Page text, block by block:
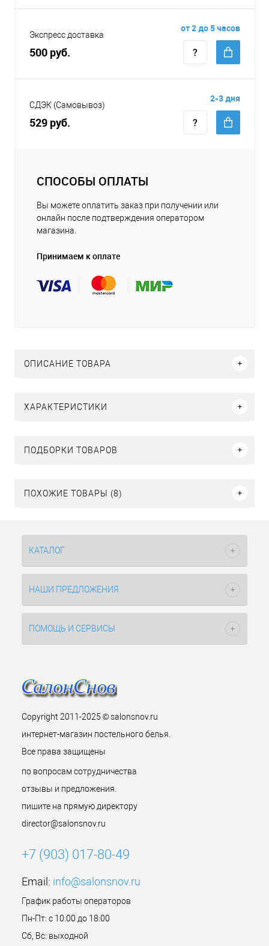
Экспресс доставка
500 руб.
от 2 до 5 часов
СДЭК (Самовывоз)
529 руб.
2-3 дня
СПОСОБЫ ОПЛАТЫ
Вы можете оплатить заказ при получении или
онлайн после подтверждения оператором
магазина.
Принимаем к оплате
ОПИСАНИЕ ТОВАРА
ХАРАКТЕРИСТИКИ
ПОДБОРКИ ТОВАРОВ
ПОХОЖИЕ ТОВАРЫ (8)
КАТАЛОГ
НАШИ ПРЕДЛОЖЕНИЯ
ПОМОЩЬ И СЕРВИСЫ
Copyright 2011-2025 © salonsnov.ru
интернет-магазин постельного белья.
Все права защищены
по вопросам сотрудничества
отзывы и предложения.
пишите на прямую директору
director@salonsnov.ru
+7 (903) 017-80-49
Email: info@salonsnov.ru
График работы операторов
Пн-Пт: с 10:00 до 18:00
Сб, Вс: выходной